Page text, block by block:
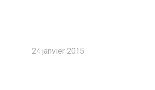
24 janvier 2015